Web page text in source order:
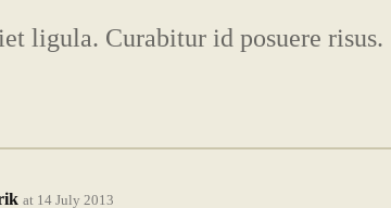
ligula. Curabitur id posuere risus.
at 14 July 2013